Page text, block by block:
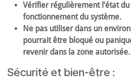
Vérifier régulièrement l’état
fonctionnement du système.
Ne pas utiliser dans un
pourrait être bloqué ou
revenir dans la zone autorisée.
Sécurité et bien-être :